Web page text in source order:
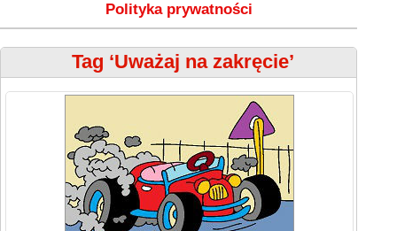
Polityka prywatności
Tag ‘Uważaj na zakręcie’